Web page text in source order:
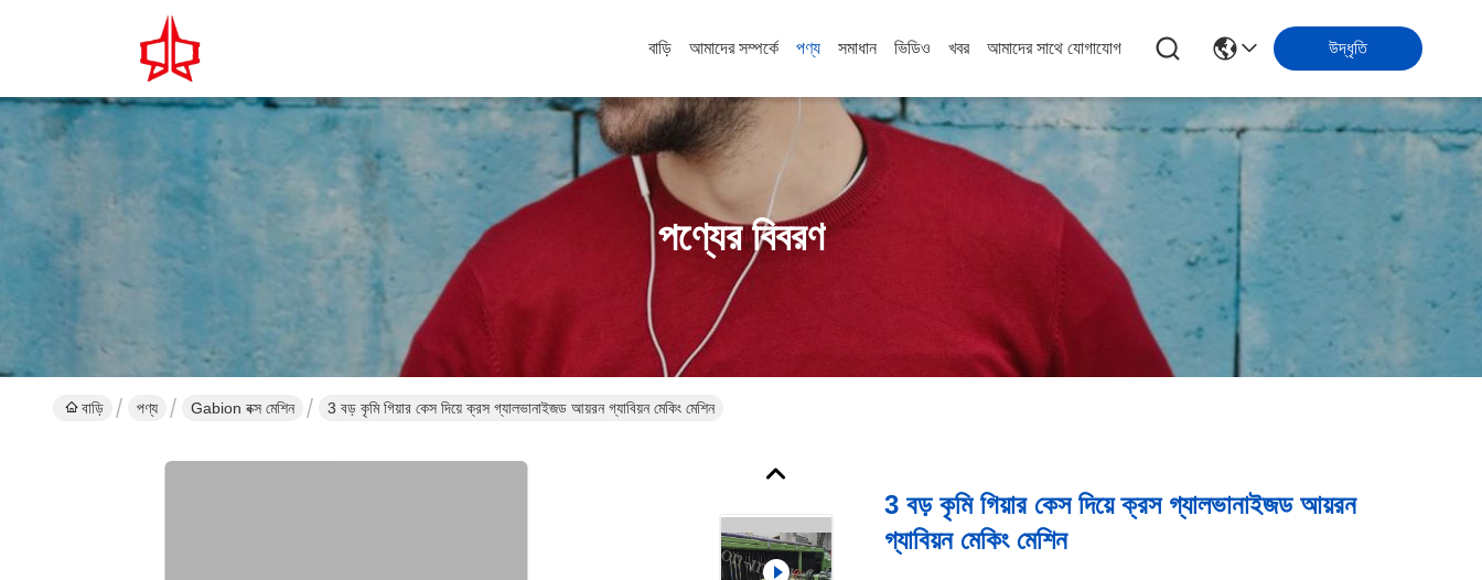
বাড়ি আমাদের সম্পর্কে পণ্য সমাধান ভিডিও খবর আমাদের সাথে যোগাযোগ উদ্ধৃতি
পণ্যের বিবরণ
বাড়ি পণ্য Gabion বক্স মেশিন 3 বড় কৃমি গিয়ার কেস দিয়ে ক্রস গ্যালভানাইজড আয়রন গ্যাবিয়ন মেকিং মেশিন
3 বড় কৃমি গিয়ার কেস দিয়ে ক্রস গ্যালভানাইজড আয়রন
গ্যাবিয়ন মেকিং মেশিন